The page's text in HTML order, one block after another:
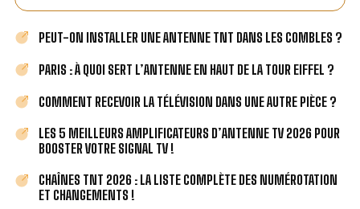
PEUT-ON INSTALLER UNE ANTENNE TNT DANS LES COMBLES ?
PARIS : À QUOI SERT L’ANTENNE EN HAUT DE LA TOUR EIFFEL ?
COMMENT RECEVOIR LA TÉLÉVISION DANS UNE AUTRE PIÈCE ?
LES 5 MEILLEURS AMPLIFICATEURS D’ANTENNE TV 2026 POUR
BOOSTER VOTRE SIGNAL TV !
CHAÎNES TNT 2026 : LA LISTE COMPLÈTE DES NUMÉROTATION
ET CHANGEMENTS !